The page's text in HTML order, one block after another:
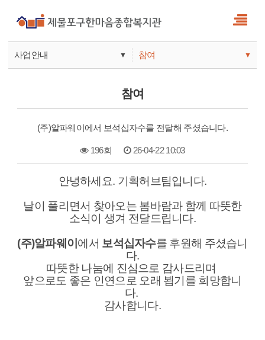
사업안내 ▼
기관안내
참여 ▼
서비스
참여
참여
(주)알파웨이에서 보석십자수를 전달해 주셨습니다.
196회 26-04-22 10:03
안녕하세요. 기획허브팀입니다.
날이 풀리면서 찾아오는 봄바람과 함께 따뜻한
소식이 생겨 전달드립니다.
(주)알파웨이 에서 보석십자수를 후원해 주셨습니
다.
따뜻한 나눔에 진심으로 감사드리며
앞으로도 좋은 인연으로 오래 뵙기를 희망합니
다.
감사합니다.